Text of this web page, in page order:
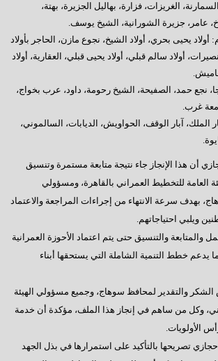
الغريزات، فزارة، بهاليل الجزيرة، بهتة،
عامر، جزيرة الشورانية، الشيخ يوسف.
أولاد يحيى بحري، أولاد الشيخ، نجوع مازن، الحاجر بأولاد
أولاد سالم قبلي، أولاد يحيى قبلي، العقارية، أولاد
نجع حمد، الصفيحة، الشيخ رحومة، داود، عرب بخواج،
غرب.
الملك، آبار الوقف، الحواويش، الديابات، السالموني،
أن هذا الإنجاز جاء نتيجة متابعة مستمرة وتنسيق
العامة للتخطيط العمراني بالقاهرة، ومسؤولي
بهدف سرعة الانتهاء من إجراءات المراجعة والاعتماد
ويلبي احتياجاتهم.
والتنسيق حتى يتم اعتماد الأحوزة العمرانية
يدعم خطط التنمية الشاملة التي يستحقها أبناء
الشكر والتقدير لمحافظ سوهاج، وجميع مسؤولي الهيئة
وكل من ساهم في إنجاز هذا الملف، مؤكدة أن خدمة
الأولويات.
تصريحها بالتأكيد على استمرارها في بذل الجهد